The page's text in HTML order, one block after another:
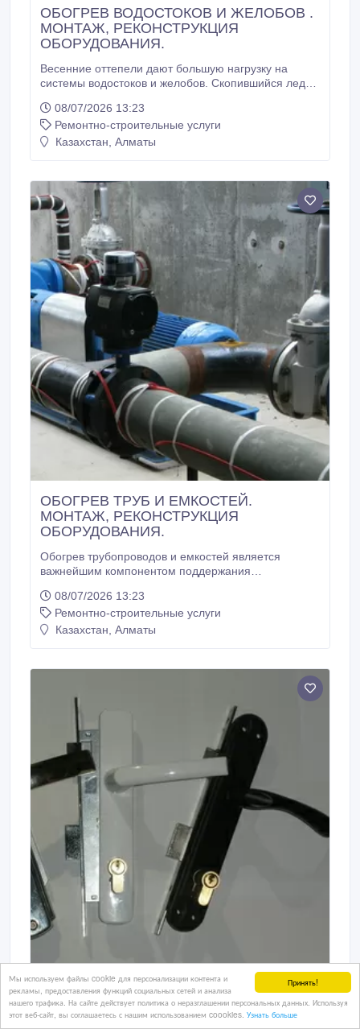
Принять!
Мы используем файлы cookie для персонализации контента и
рекламы, предоставления функций социальных сетей и анализа
нашего трафика. На сайте действует политика о неразглашении персональных данных. Используя
этот веб-сайт, вы соглашаетесь с нашим использованием coookies. Узнать больше
ОБОГРЕВ ВОДОСТОКОВ И ЖЕЛОБОВ .
МОНТАЖ, РЕКОНСТРУКЦИЯ
ОБОРУДОВАНИЯ.
Весенние оттепели дают большую нагрузку на
системы водостоков и желобов. Скопившийся лед
предусмотренным образом, в результате чего
портятся фасады верхних этажей зданий, жальцам
приходится несладко в сырых квартирах. Для
декора, такое явление пагубно сказывается на
целостности конструкции, которая и без того
ослаблена под действием времени.
08/07/2026 13:23
Ремонтно-строительные услуги
Казахстан, Алматы
ОБОГРЕВ ТРУБ И ЕМКОСТЕЙ.
МОНТАЖ, РЕКОНСТРУКЦИЯ
ОБОРУДОВАНИЯ.
Обогрев трубопроводов и емкостей является
важнейшим компонентом поддержания
транспортирующих и хранящих жидкие вещества. К
сожалению, теплоизоляция не всегда является
панацеей от промерзания. Замерзший трубопровод
жилых объектов, причиняя значительный
08/07/2026 13:23
Ремонтно-строительные услуги
Казахстан, Алматы
Замки механические, ремонт.
Восстановление работоспособности замков, ремонт